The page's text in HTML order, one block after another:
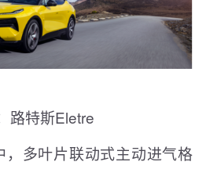
路特斯Eletre
，多叶片联动式主动进气格